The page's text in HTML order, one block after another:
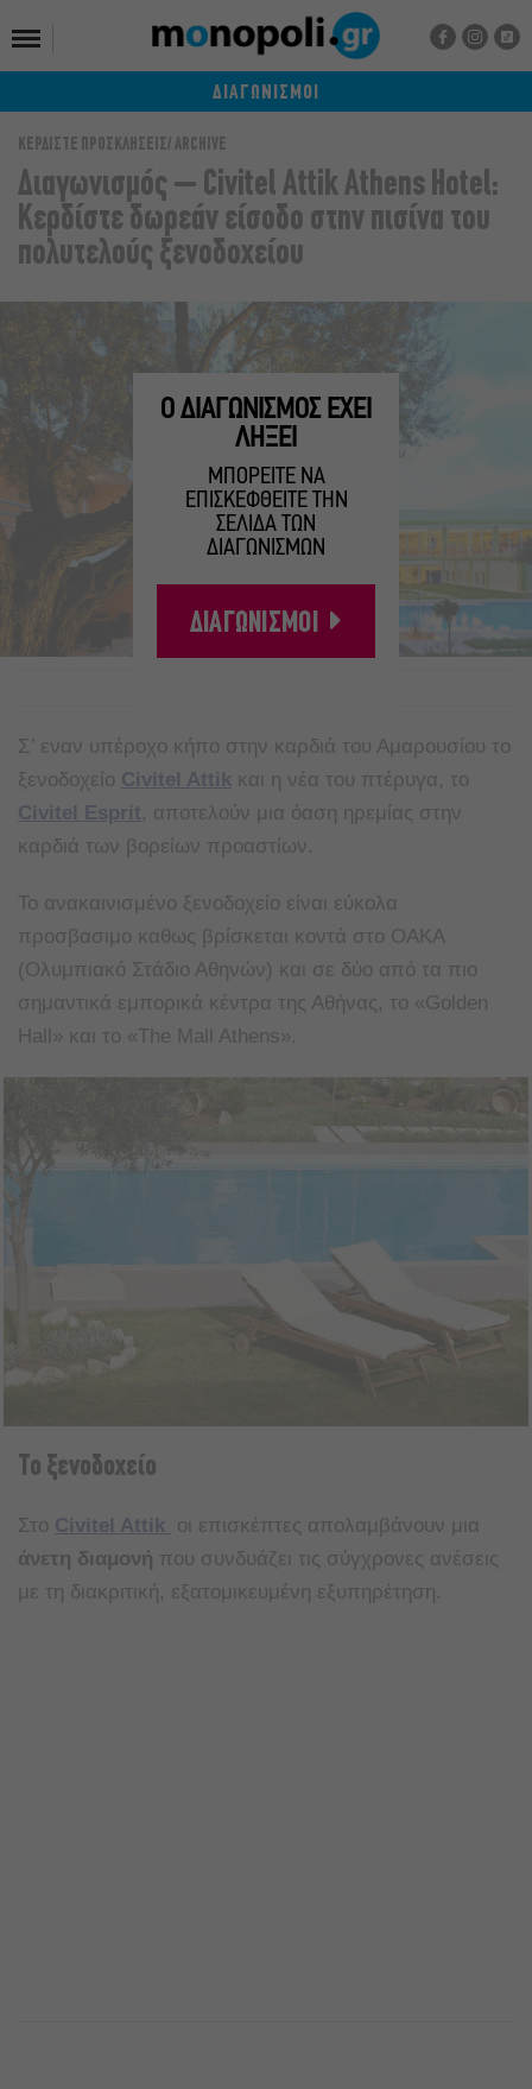
ΔΙΑΓΩΝΙΣΜΟΙ
ΚΕΡΔΙΣΤΕ ΠΡΟΣΚΛΗΣΕΙΣ ARCHIVE
Διαγωνισμός – Civitel Attik Αthens Hotel:
Kερδίστε δωρεάν είσοδο στην πισίνα του
πολυτελούς ξενοδοχείου
Σ’ εναν υπέροχο κήπο στην καρδιά του Αμαρουσίου το
ξενοδοχείο Civitel Attik και η νέα του πτέρυγα, το
Civitel Esprit, αποτελούν μια όαση ηρεμίας στην
καρδιά των βορείων προαστίων.
Το ανακαινισμένο ξενοδοχείο είναι εύκολα
προσβασιμο καθως βρίσκεται κοντά στο ΟΑΚΑ
(Ολυμπιακό Στάδιο Αθηνών) και σε δύο από τα πιο
σημαντικά εμπορικά κέντρα της Αθήνας, το «Golden
Hall» και το «The Mall Athens».
Το ξενοδοχείο
Στο Civitel Attik οι επισκέπτες απολαμβάνουν μια
άνετη διαμονή που συνδυάζει τις σύγχρονες ανέσεις
με τη διακριτική, εξατομικευμένη εξυπηρέτηση.
Ο ΔΙΑΓΩΝΙΣΜΟΣ ΕΧΕΙ
ΛΗΞΕΙ
ΜΠΟΡΕΙΤΕ ΝΑ
ΕΠΙΣΚΕΦΘΕΙΤΕ ΤΗΝ
ΣΕΛΙΔΑ ΤΩΝ
ΔΙΑΓΩΝΙΣΜΩΝ
ΔΙΑΓΩΝΙΣΜΟΙ